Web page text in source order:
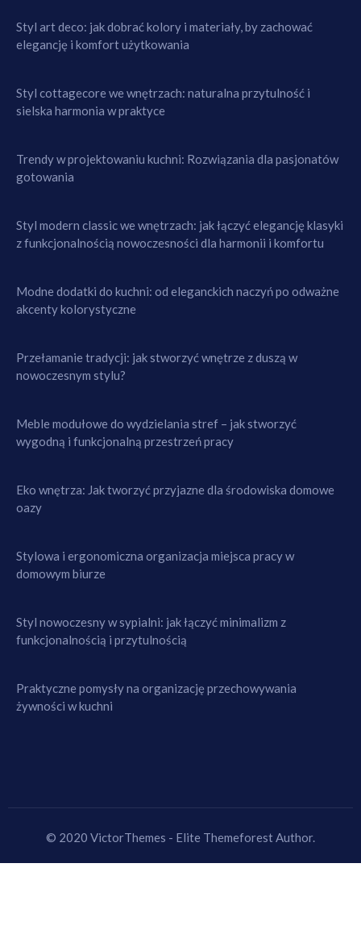
Styl art deco: jak dobrać kolory i materiały, by zachować
elegancję i komfort użytkowania
Styl cottagecore we wnętrzach: naturalna przytulność i
sielska harmonia w praktyce
Trendy w projektowaniu kuchni: Rozwiązania dla pasjonatów
gotowania
Styl modern classic we wnętrzach: jak łączyć elegancję klasyki
z funkcjonalnością nowoczesności dla harmonii i komfortu
Modne dodatki do kuchni: od eleganckich naczyń po odważne
akcenty kolorystyczne
Przełamanie tradycji: jak stworzyć wnętrze z duszą w
nowoczesnym stylu?
Meble modułowe do wydzielania stref – jak stworzyć
wygodną i funkcjonalną przestrzeń pracy
Eko wnętrza: Jak tworzyć przyjazne dla środowiska domowe
oazy
Stylowa i ergonomiczna organizacja miejsca pracy w
domowym biurze
Styl nowoczesny w sypialni: jak łączyć minimalizm z
funkcjonalnością i przytulnością
Praktyczne pomysły na organizację przechowywania
żywności w kuchni
© 2020 VictorThemes - Elite Themeforest Author.